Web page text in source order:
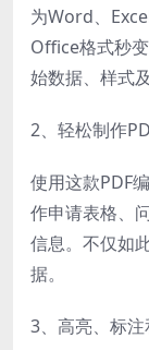
为Word、
Office格式秒
始数据、样式及
2、轻松制作
使用这款PDF
作申请表格、
信息。不仅如
据。
3、高亮、标注